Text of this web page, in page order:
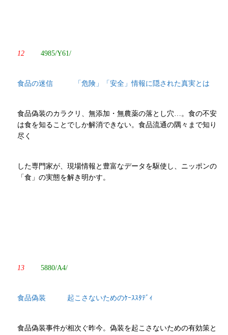
12 4985/Y61/
食品の迷信 「危険」「安全」情報に隠された真実とは
食品偽装のカラクリ、無添加・無農薬の落とし穴…。食の不安
は食を知ることでしか解消できない。食品流通の隅々まで知り
尽く
した専門家が、現場情報と豊富なデータを駆使し、ニッポンの
「食」の実態を解き明かす。
13 5880/A4/
食品偽装 起こさないためのｹｰｽｽﾀﾃﾞｨ
食品偽装事件が相次ぐ昨今。偽装を起こさないための有効策と